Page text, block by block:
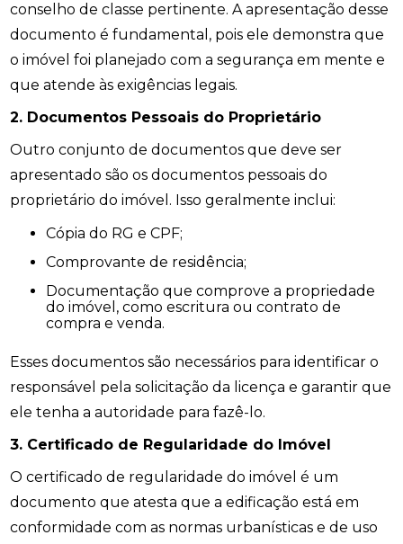
conselho de classe pertinente. A apresentação desse
documento é fundamental, pois ele demonstra que
o imóvel foi planejado com a segurança em mente e
que atende às exigências legais.
2. Documentos Pessoais do Proprietário
Outro conjunto de documentos que deve ser
apresentado são os documentos pessoais do
proprietário do imóvel. Isso geralmente inclui:
Cópia do RG e CPF;
Comprovante de residência;
Documentação que comprove a propriedade
do imóvel, como escritura ou contrato de
compra e venda.
Esses documentos são necessários para identificar o
responsável pela solicitação da licença e garantir que
ele tenha a autoridade para fazê-lo.
3. Certificado de Regularidade do Imóvel
O certificado de regularidade do imóvel é um
documento que atesta que a edificação está em
conformidade com as normas urbanísticas e de uso